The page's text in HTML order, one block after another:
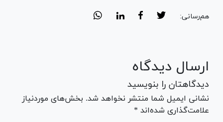
هم‌رسانی:
ارسال دیدگاه
دیدگاهتان را بنویسید
نشانی ایمیل شما منتشر نخواهد شد. بخش‌های موردنیاز
علامت‌گذاری شده‌اند *